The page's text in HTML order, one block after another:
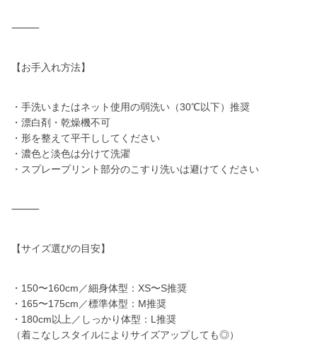
⸻
【お手入れ方法】
・手洗いまたはネット使用の弱洗い（30℃以下）推奨
・漂白剤・乾燥機不可
・形を整えて平干ししてください
・濃色と淡色は分けて洗濯
・スプレープリント部分のこすり洗いは避けてください
⸻
【サイズ選びの目安】
・150〜160cm／細身体型：XS〜S推奨
・165〜175cm／標準体型：M推奨
・180cm以上／しっかり体型：L推奨
（着こなしスタイルによりサイズアップしても◎）